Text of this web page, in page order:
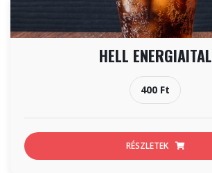
HELL ENERGIAITAL
400 Ft
RÉSZLETEK